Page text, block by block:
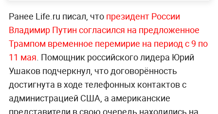
Ранее Life.ru писал, что президент России
Владимир Путин согласился на предложенное
Трампом временное перемирие на период с 9 по
11 мая . Помощник российского лидера Юрий
Ушаков подчеркнул, что договорённость
достигнута в ходе телефонных контактов с
администрацией США, а американские
представители в свою очередь находились на